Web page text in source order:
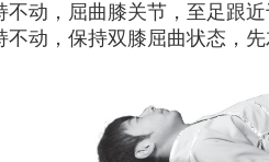
不动，屈曲膝关节，至足跟
不动，保持双膝屈曲状态，